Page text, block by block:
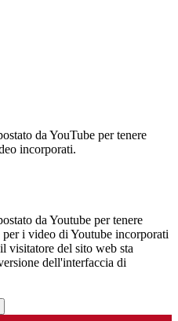
da YouTube per tenere
incorporati.
da Youtube per tenere
i video di Youtube incorporati
visitatore del sito web sta
dell'interfaccia di